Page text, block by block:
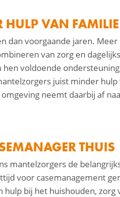
HULP VAN
dan voorgaande jaren. Meer
van zorg en
voldoende
juist minder
neemt daarbij af
THUIS
mantelzorgers de
voor casemanagement
bij het huishouden, zorg